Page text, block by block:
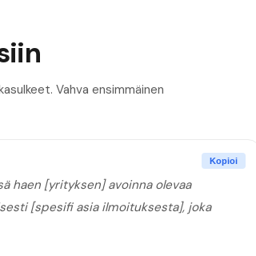
Vahva ensimmäinen
Kopioi
haen [yrityksen] avoinna olevaa
[spesifi asia ilmoituksesta], joka